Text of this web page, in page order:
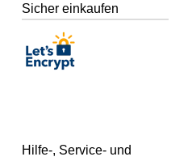
Sicher einkaufen
Hilfe-, Service- und